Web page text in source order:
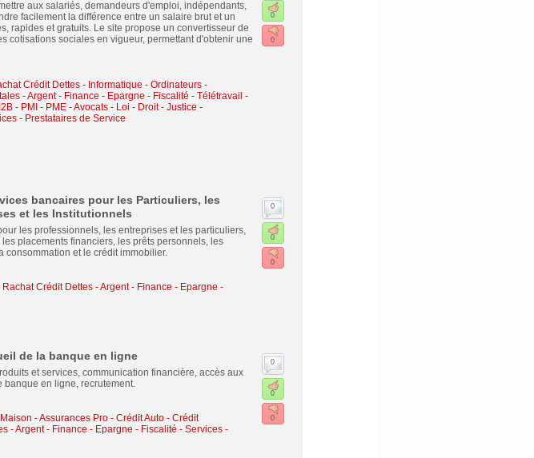
aux salariés, demandeurs d'emploi, indépendants,
facilement la différence entre un salaire brut et un
rapides et gratuits. Le site propose un convertisseur de
cotisations sociales en vigueur, permettant d'obtenir une
Crédit Dettes- Informatique - Ordinateurs -
-Argent - Finance - Epargne - Fiscalité - Télétravail -
- PMI - PME-Avocats - Loi - Droit - Justice -
- Prestataires de Service
0
0
bancaires pour les Particuliers, les
et les Institutionnels
les professionnels, les entreprises et les particuliers,
placements financiers, les prêts personnels, les
consommation et le crédit immobilier.
Rachat Crédit Dettes-Argent - Finance - Epargne -
0
0
0
de la banque en ligne
et services, communication financière, accès aux
en ligne, recrutement.
- Assurances Pro- Crédit Auto- Crédit
-Argent - Finance - Epargne - Fiscalité - Services -
0
0
0